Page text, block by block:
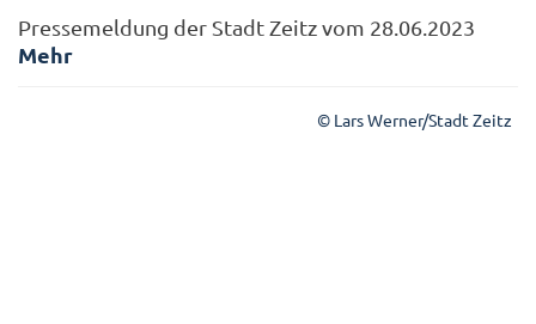
Pressemeldung der Stadt Zeitz vom 28.06.2023
Mehr
© Lars Werner/Stadt Zeitz